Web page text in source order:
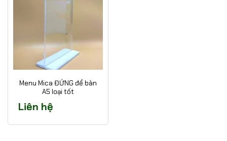
Menu Mica ĐỨNG để bàn
A5 loại tốt
Liên hệ